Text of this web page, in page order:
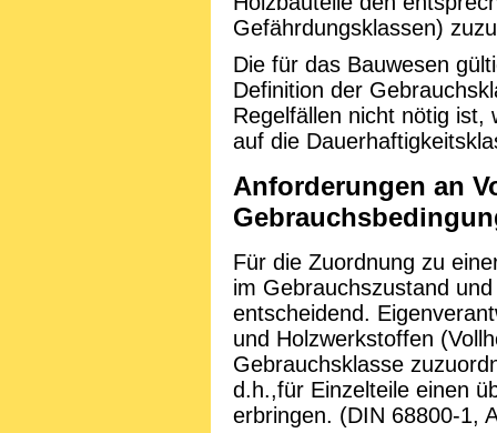
Gefährdungsklassen)
Die für das Bauwesen
Definition der
Regelfällen nicht nötig ist,
auf die
Anforderungen an
Für die Zuordnung zu
im Gebrauchszustand
entscheidend.
und Holzwerkstoffen
Gebrauchsklasse
d.h.,für Einzelteile einen
erbringen. (DIN 68800-1,